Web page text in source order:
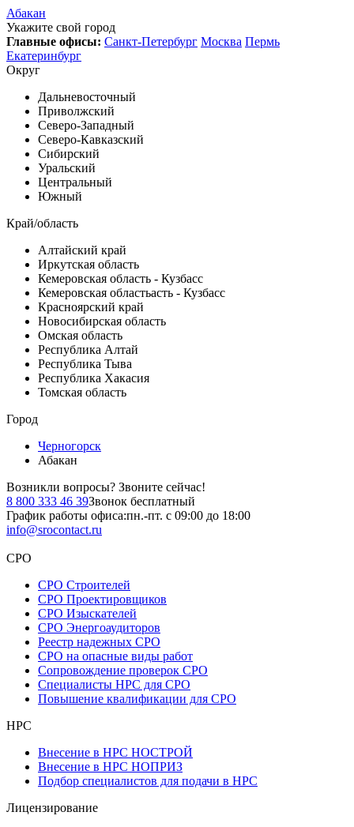
Абакан
Укажите свой город
Главные офисы: Санкт-Петербург Москва Пермь
Екатеринбург
Округ
Дальневосточный
Приволжский
Северо-Западный
Северо-Кавказский
Сибирский
Уральский
Центральный
Южный
Край/область
Алтайский край
Иркутская область
Кемеровская область - Кузбасс
Кемеровская областьасть - Кузбасс
Красноярский край
Новосибирская область
Омская область
Республика Алтай
Республика Тыва
Республика Хакасия
Томская область
Город
Черногорск
Абакан
Возникли вопросы? Звоните сейчас!
8 800 333 46 39Звонок бесплатный
График работы офиса:пн.-пт. с 09:00 до 18:00
info@srocontact.ru
СРО
СРО Строителей
СРО Проектировщиков
СРО Изыскателей
СРО Энергоаудиторов
Реестр надежных СРО
СРО на опасные виды работ
Сопровождение проверок СРО
Специалисты НРС для СРО
Повышение квалификации для СРО
НРС
Внесение в НРС НОСТРОЙ
Внесение в НРС НОПРИЗ
Подбор специалистов для подачи в НРС
Лицензирование